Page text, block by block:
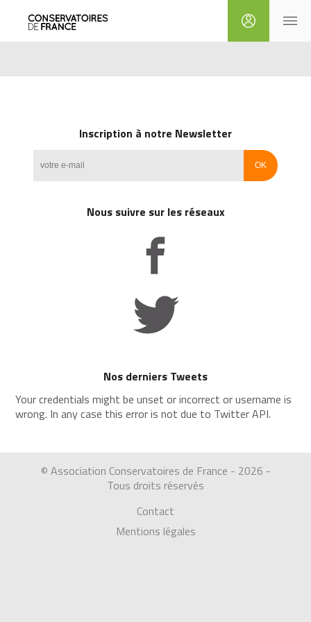
Inscription à notre Newsletter
Nous suivre sur les réseaux
Nos derniers Tweets
Your credentials might be unset or incorrect or username is
wrong. In any case this error is not due to Twitter API.
© Association Conservatoires de France - 2026 -
Tous droits réservés
Contact
Mentions légales